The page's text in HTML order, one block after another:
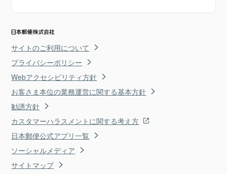
サイトのご利用について
プライバシーポリシー
Webアクセシビリティ方針
お客さま本位の業務運営に関する基本方針
勧誘方針
カスタマーハラスメントに関する考え方
日本郵便公式アプリ一覧
ソーシャルメディア
サイトマップ